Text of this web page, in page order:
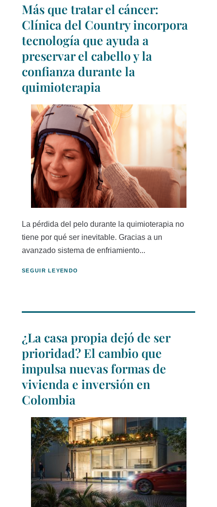
Más que tratar el cáncer:
Clínica del Country incorpora
tecnología que ayuda a
preservar el cabello y la
confianza durante la
quimioterapia
La pérdida del pelo durante la quimioterapia no
tiene por qué ser inevitable. Gracias a un
avanzado sistema de enfriamiento...
SEGUIR LEYENDO
¿La casa propia dejó de ser
prioridad? El cambio que
impulsa nuevas formas de
vivienda e inversión en
Colombia